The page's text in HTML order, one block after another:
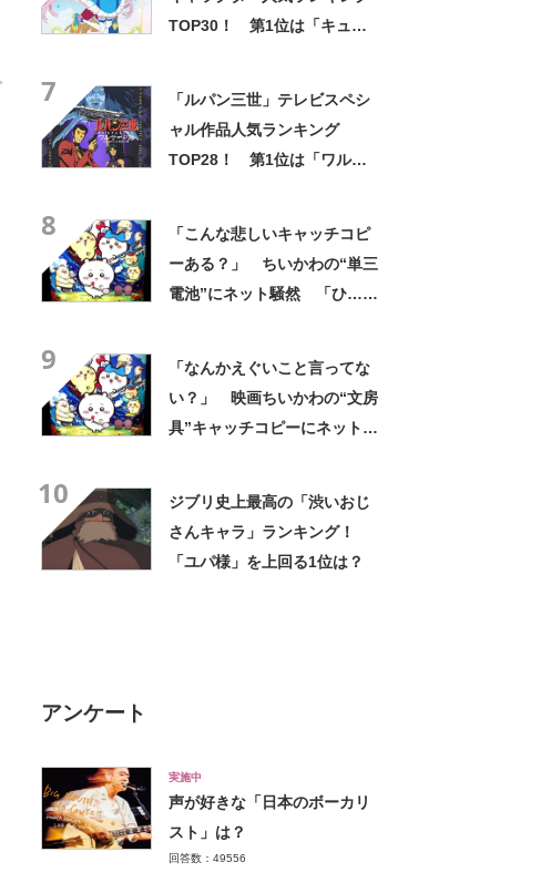
TOP30！ 第1位は「キュア
7
「ルパン三世」テレビスペシ
ャル作品人気ランキング
TOP28！ 第1位は「ワルサ
8
「こんな悲しいキャッチコピ
ーある？」 ちいかわの“単三
電池”にネット騒然 「ひ…人
9
「なんかえぐいこと言ってな
い？」 映画ちいかわの“文房
具”キャッチコピーにネット騒
10
ジブリ史上最高の「渋いおじ
さんキャラ」ランキング！
「ユパ様」を上回る1位は？
アンケート
実施中
声が好きな「日本のボーカリ
スト」は？
回答数：49556